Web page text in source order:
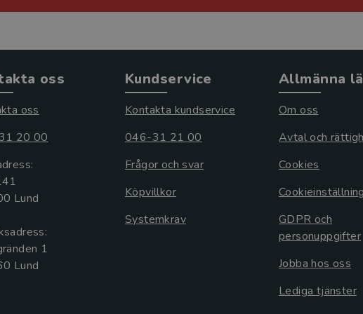
oss
oss
20 00
Lund
1
Kundservice
Kontakta kundservice
046-31 21 00
Frågor och svar
Köpvillkor
Systemkrav
Allmänna
Om oss
Avtal och
Cookies
GDPR och
personuppgifter
Jobba hos oss
Lediga tjänster